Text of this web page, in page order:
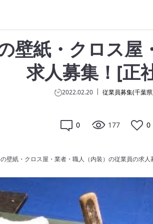
壁紙・クロス屋
求人募集！[正
2022.02.20 従業員募集(千葉
0 177 0
壁紙・クロス屋・業者・職人（内装）の従業員の求人